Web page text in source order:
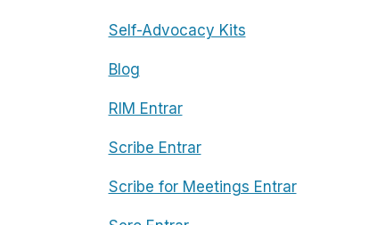
Self-Advocacy Kits
Blog
RIM Entrar
Scribe Entrar
Scribe for Meetings Entrar